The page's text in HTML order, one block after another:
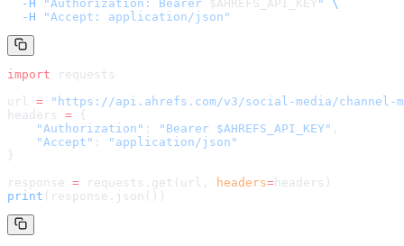
  -H
"Authorization: Bearer $AHREFS_API_KEY "
\
  -H
"Accept: application/json"
import requests
url = " https://api.ahrefs.com/v3/social-media/channel-
headers = {
    "Authorization"
: "Bearer $AHREFS_API_KEY" ,
    "Accept"
:
"application/json"
}
response = requests.get(url, headers= headers )
print (response.json())